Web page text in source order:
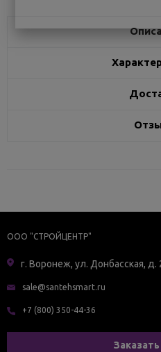
ООО "СТРОЙЦЕНТР"
г. Воронеж, ул. Донбасская, д.
sale@santehsmart.ru
+7 (800) 350-44-36